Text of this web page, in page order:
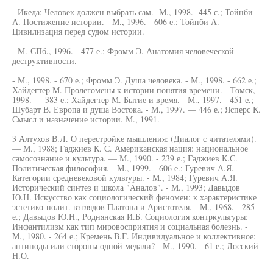
- Икеда: Человек должен выбрать сам. -М., 1998. -445 с.; Тойнби
А. Постижение истории. - М., 1996. - 606 е.; Тойнби А.
Цивилизация перед судом истории.
- М.-СПб., 1996. - 477 е.; Фромм Э. Анатомия человеческой
деструктивности.
- М., 1998. - 670 е.; Фромм Э. Душа человека. - М., 1998. - 662 е.;
Хайдегтер М. Пролегомены к истории понятия времени. - Томск,
1998. — 383 е.; Хайдегтер М. Бытие и время. - М., 1997. - 451 е.;
Шубарт В. Европа и душа Востока. - М., 1997. — 446 е.; Ясперс К.
Смысл и назначение истории. М., 1991.
3 Алтухов В.Л. О перестройке мышления: (Диалог с читателями).
— М., 1988; Гаджиев К. С. Американская нация: национальное
самосознание и культура. — М., 1990. - 239 е.; Гаджиев К.С.
Политическая философия. - М., 1999. - 606 е.; Гуревич А.Я.
Категории средневековой культуры. - М., 1984; Гуревич А.Я.
Исторический синтез и школа "Аналов". - М., 1993; Давыдов
Ю.Н. Искусство как социологический феномен: к характеристике
эстетико-полит. взглядов Платона и Аристотеля. - М., 1968. - 285
е.; Давыдов Ю.Н., Роднянская И.Б. Социология контркультуры:
Инфантилизм как тип мировосприятия и социальная болезнь. -
М., 1980. - 264 е.; Кремень В.Г. Индивидуальное и коллективное:
антиподы или стороны одной медали? - М., 1990. - 61 е.; Лосский
Н.О.